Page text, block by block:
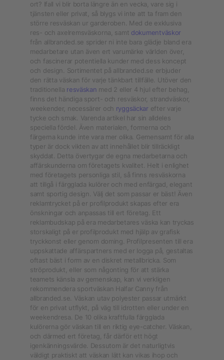
ort? Ifall vi blir borta längre än en vecka, vare sig i
tjänsten eller privat, så blygs vi inte att ta fram den
större resväskan ur garderoben. Med de exklusiva
res- och axelremsväskorna, samt dokumentväskor
från allbranded.se sprider ni inte bara glädje bland era
medarbetare utan även ert varumärke världen över,
och fascinerar potentiella kunder med dess koncept
och design. Sortimentet på allbranded.se erbjuder
den rätta väskan för varje tänkbart tillfälle. Utöver den
traditionella resväskan med 2 eller 4 hjul efter behag,
finns det händiga sport- och resväskor, strandväskor,
weekender, necessärer och ryggsäckarefter varje
tycke och smak. Varenda artikel har sin alldeles
speciella fördel. Även materialen, formerna och
färgerna kunde inte vara mer olika. Gemensamt för alla
typer är dock vikten av att innehållet blir tillräckligt
skyddat. Detta övertygar de egna medarbetarna och
affärskunderna om företagets kvalitet. Helt i enlighet
med företagets personliga stil, så finns resväskorna
att tillgå i färgglada kulörer och med enfärgad, elegant
samt sportig design. Välj det som passar er bäst! Även
reklamtrycket på er profilprodukt skapas efter era
önskningar och anpassas till ert företag. Ett
reklambudskap på era medarbetares väska kan tryckas
storskaligt på er profilprodukt med hjälp av grafisk
tryckkonst eller genom doming. Profilpresenten till era
uppskattade affärspartners med er logga på, gestaltas
oftast bäst i form av en diskret metallbricka. Som
ströprodukt, eller som någonting för att stärka
teamets känsla av gemenskap, kan vi verkligen
rekommendera sportväskan Halfar Canny från
allbranded.se. Väskan utav polyester passar utmärkt
för en privat utflykt, på väg till idrotten eller under en
weekendresa. De 10 olika kraftfulla färgglada
kulörerna gör väskan till en riktig eye-catcher. Väskan,
och därmed ert företag, får därför ett högt
igenkänningsvärde. Dessutom är det naturligtvis
väldigt praktiskt att väskan lätt kan vikas ihop och